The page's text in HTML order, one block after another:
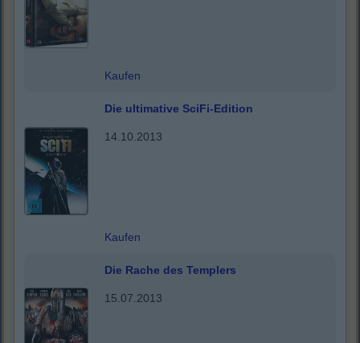
Kaufen
Die ultimative SciFi-Edition
14.10.2013
Kaufen
Die Rache des Templers
15.07.2013